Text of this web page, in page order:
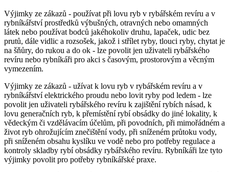
Výjimky ze zákazů - používat při lovu ryb v rybářském revíru a v
rybníkářství prostředků výbušných, otravných nebo omamných
látek nebo používat bodců jakéhokoliv druhu, lapaček, udic bez
prutů, dále vidlic a rozsošek, jakož i střílet ryby, tlouci ryby, chytat je
na šňůry, do rukou a do ok - lze povolit jen uživateli rybářského
revíru nebo rybníkáři pro akci s časovým, prostorovým a věcným
vymezením.
Výjimky ze zákazů - užívat k lovu ryb v rybářském revíru a v
rybníkářství elektrického proudu nebo lovit ryby pod ledem - lze
povolit jen uživateli rybářského revíru k zajištění rybích násad, k
lovu generačních ryb, k přemístění rybí obsádky do jiné lokality, k
vědeckým či vzdělávacím účelům, při povodních, při mimořádném a
život ryb ohrožujícím znečištění vody, při sníženém průtoku vody,
při sníženém obsahu kyslíku ve vodě nebo pro potřeby regulace a
kontroly skladby rybí obsádky rybářského revíru. Rybníkáři lze tyto
výjimky povolit pro potřeby rybníkářské praxe.